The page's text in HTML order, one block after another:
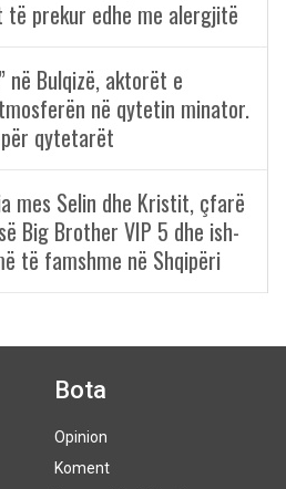
prekur edhe me alergjitë
në Bulqizë, aktorët e
në qytetin minator.
qytetarët
mes Selin dhe Kristit, çfarë
Big Brother VIP 5 dhe ish-
të famshme në Shqipëri
Bota
Opinion
Koment